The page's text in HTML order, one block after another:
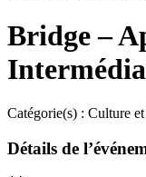
Bridge –
Catégorie(s) : Culture
Détails de